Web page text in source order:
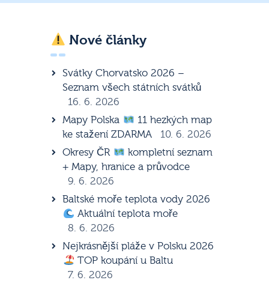
Nové články
Svátky Chorvatsko 2026 –
Seznam všech státních svátků
16. 6. 2026
Mapy Polska
11 hezkých map
ke stažení ZDARMA
10. 6. 2026
Okresy ČR
kompletní seznam
+ Mapy, hranice a průvodce
9. 6. 2026
Baltské moře teplota vody 2026
Aktuální teplota moře
8. 6. 2026
Nejkrásnější pláže v Polsku 2026
TOP koupání u Baltu
7. 6. 2026